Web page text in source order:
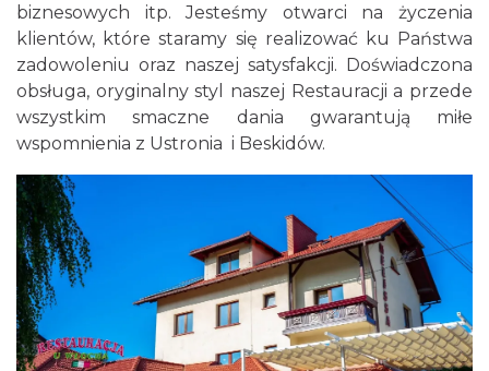
biznesowych itp. Jesteśmy otwarci na życzenia
klientów, które staramy się realizować ku Państwa
zadowoleniu oraz naszej satysfakcji. Doświadczona
obsługa, oryginalny styl naszej Restauracji a przede
wszystkim smaczne dania gwarantują miłe
wspomnienia z Ustronia i Beskidów.